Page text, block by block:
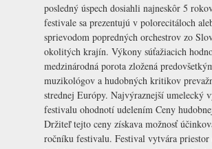
posledný úspech dosiahli najneskôr 5
festivale sa prezentujú v polorecitáloch
sprievodom popredných orchestrov zo
okolitých krajín. Výkony súťažiacich
medzinárodná porota zložená
muzikológov a hudobných kritikov
strednej Európy. Najvýraznejší umelecký
festivalu ohodnotí udelením Ceny
Držiteľ tejto ceny získava možnosť
ročníku festivalu. Festival vytvára priestor